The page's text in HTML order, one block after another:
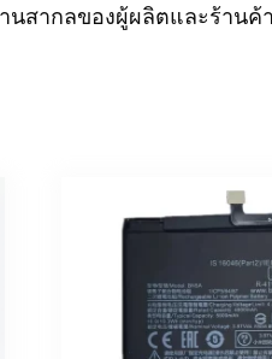
นสากลของผู้ผลิตและร้านค้